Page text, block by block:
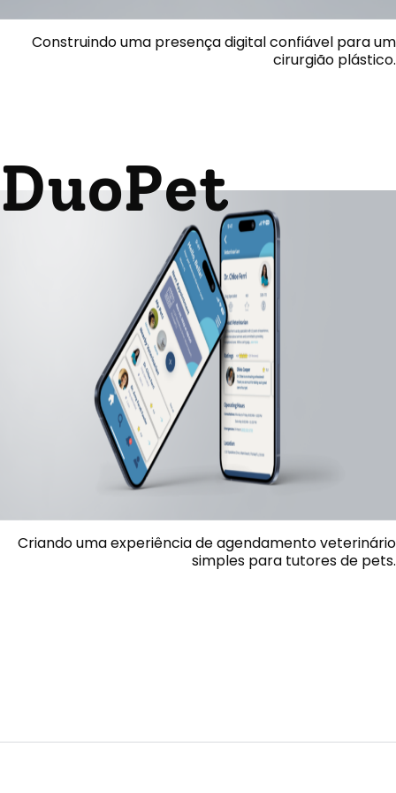
Construindo uma presença digital confiável para um
cirurgião plástico.
DuoPet
Criando uma experiência de agendamento veterinário
simples para tutores de pets.